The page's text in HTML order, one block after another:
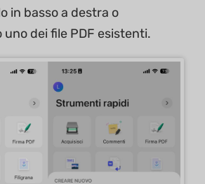
in basso a destra o
uno dei file PDF esistenti.